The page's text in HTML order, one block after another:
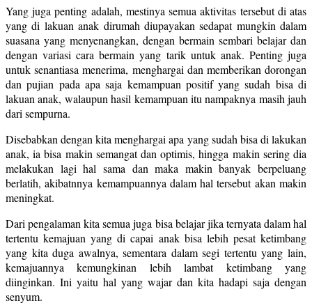
Yang juga penting adalah, mestinya semua aktivitas tersebut di atas
yang di lakuan anak dirumah diupayakan sedapat mungkin dalam
suasana yang menyenangkan, dengan bermain sembari belajar dan
dengan variasi cara bermain yang tarik untuk anak. Penting juga
untuk senantiasa menerima, menghargai dan memberikan dorongan
dan pujian pada apa saja kemampuan positif yang sudah bisa di
lakuan anak, walaupun hasil kemampuan itu nampaknya masih jauh
dari sempurna.
Disebabkan dengan kita menghargai apa yang sudah bisa di lakukan
anak, ia bisa makin semangat dan optimis, hingga makin sering dia
melakukan lagi hal sama dan maka makin banyak berpeluang
berlatih, akibatnnya kemampuannya dalam hal tersebut akan makin
meningkat.
Dari pengalaman kita semua juga bisa belajar jika ternyata dalam hal
tertentu kemajuan yang di capai anak bisa lebih pesat ketimbang
yang kita duga awalnya, sementara dalam segi tertentu yang lain,
kemajuannya kemungkinan lebih lambat ketimbang yang
diinginkan. Ini yaitu hal yang wajar dan kita hadapi saja dengan
senyum.